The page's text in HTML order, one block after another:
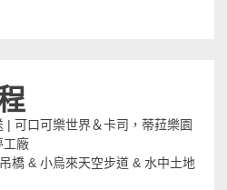
| 可口可樂世界＆卡司，蒂菈樂園
工廠
橋 & 小烏來天空步道 & 水中土地